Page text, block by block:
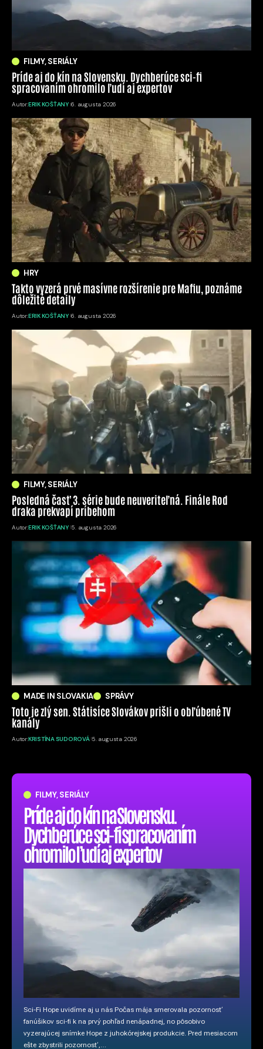
FILMY, SERIÁLY
Príde aj do kín na Slovensku.
Dychberúce sci-fi spracovaním
ohromilo ľudí aj expertov
Sci-Fi Hope uvidíme aj u nás Počas mája smerovala pozornosť
fanúšikov sci-fi k na prvý pohľad nenápadnej, no pôsobivo
vyzerajúcej snímke Hope z juhokórejskej produkcie. Pred mesiacom
ešte zbystrili pozornosť,…
FILMY, SERIÁLY
Príde aj do kín na Slovensku. Dychberúce sci-fi
spracovaním ohromilo ľudí aj expertov
Autor:ERIK KOŠŤANY 6. augusta 2026
HRY
Takto vyzerá prvé masívne rozšírenie pre Mafiu, poznáme
dôležité detaily
Autor:ERIK KOŠŤANY 6. augusta 2026
FILMY, SERIÁLY
Posledná časť 3. série bude neuveriteľná. Finále Rod
draka prekvapí príbehom
Autor:ERIK KOŠŤANY 5. augusta 2026
MADE IN SLOVAKIA SPRÁVY
Toto je zlý sen. Státisíce Slovákov prišli o obľúbené TV
kanály
Autor:KRISTÍNA SUDOROVÁ 5. augusta 2026